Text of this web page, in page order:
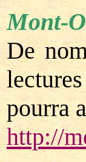
Mont-
De
pourra
http://